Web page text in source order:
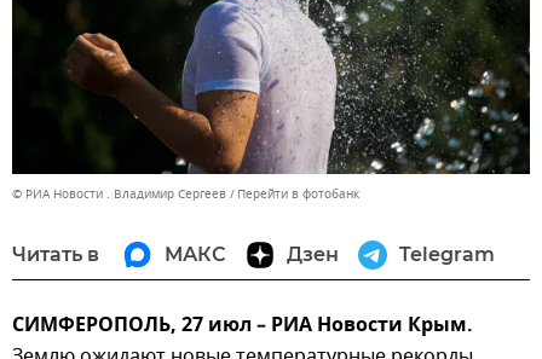
© РИА Новости . Владимир Сергеев Перейти в фотобанк
Читать в МАКС Дзен Telegram
СИМФЕРОПОЛЬ, 27 июл – РИА Новости Крым.